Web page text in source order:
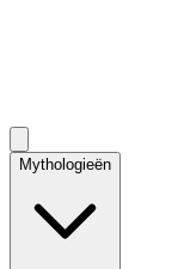
Mythologieën